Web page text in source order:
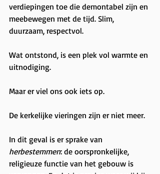
verdiepingen toe die demontabel zijn en
meebewegen met de tijd. Slim,
duurzaam, respectvol.
Wat ontstond, is een plek vol warmte en
uitnodiging.
Maar er viel ons ook iets op.
De kerkelijke vieringen zijn er niet meer.
In dit geval is er sprake van
herbestemmen: de oorspronkelijke,
religieuze functie van het gebouw is